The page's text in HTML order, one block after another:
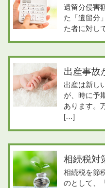
遺留分侵害
た「遺留分
た者に対し
出産事故
出産は新し
が、時に予
あります。
[…]
相続税対
相続税を節
のとして、